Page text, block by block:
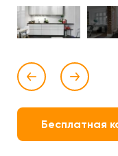
Бесплатная